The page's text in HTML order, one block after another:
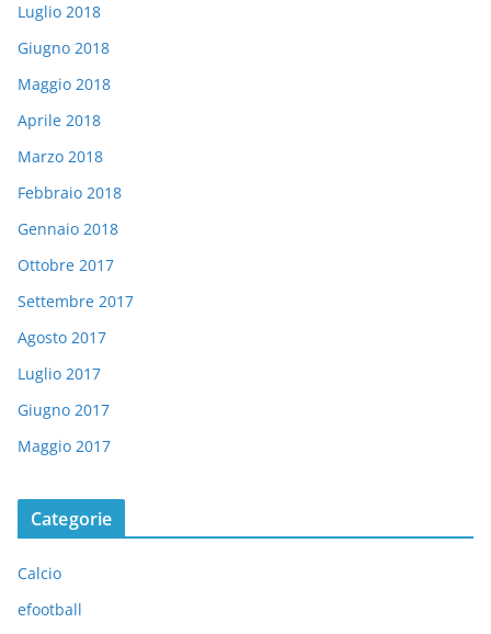
Luglio 2018
Giugno 2018
Maggio 2018
Aprile 2018
Marzo 2018
Febbraio 2018
Gennaio 2018
Ottobre 2017
Settembre 2017
Agosto 2017
Luglio 2017
Giugno 2017
Maggio 2017
Categorie
Calcio
efootball